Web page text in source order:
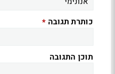
כותרת תגובה *
תוכן התגובה